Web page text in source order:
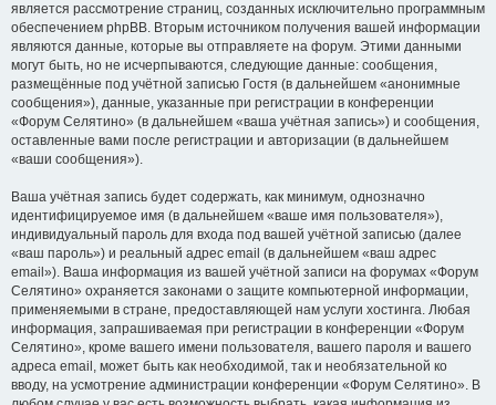
является рассмотрение страниц, созданных исключительно программным
обеспечением phpBB. Вторым источником получения вашей информации
являются данные, которые вы отправляете на форум. Этими данными
могут быть, но не исчерпываются, следующие данные: сообщения,
размещённые под учётной записью Гостя (в дальнейшем «анонимные
сообщения»), данные, указанные при регистрации в конференции
«Форум Селятино» (в дальнейшем «ваша учётная запись») и сообщения,
оставленные вами после регистрации и авторизации (в дальнейшем
«ваши сообщения»).
Ваша учётная запись будет содержать, как минимум, однозначно
идентифицируемое имя (в дальнейшем «ваше имя пользователя»),
индивидуальный пароль для входа под вашей учётной записью (далее
«ваш пароль») и реальный адрес email (в дальнейшем «ваш адрес
email»). Ваша информация из вашей учётной записи на форумах «Форум
Селятино» охраняется законами о защите компьютерной информации,
применяемыми в стране, предоставляющей нам услуги хостинга. Любая
информация, запрашиваемая при регистрации в конференции «Форум
Селятино», кроме вашего имени пользователя, вашего пароля и вашего
адреса email, может быть как необходимой, так и необязательной ко
вводу, на усмотрение администрации конференции «Форум Селятино». В